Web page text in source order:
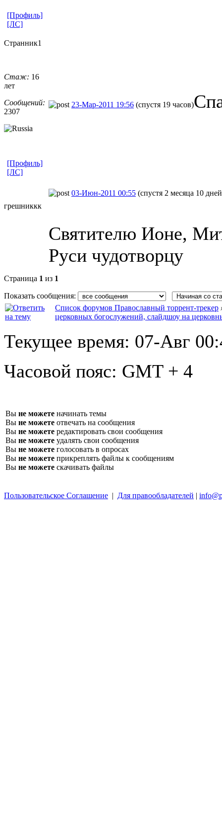
[Профиль]
[ЛС]
Странник1
Стаж: 16
лет
Сообщений:
2307
23-Мар-2011 19:56 (спустя 19 часов)
[Профиль]
[ЛС]
грешниккк
03-Июн-2011 00:55 (спустя 2 месяца 10
Святителю Ионе,
Руси чудотворцу
Страница 1 из 1
Показать сообщения:
Список форумов Православный торрент-трекер
церковных богослужений, слайдшоу на
Текущее время: 07-Авг
Часовой пояс: GMT + 4
Вы не можете начинать темы
Вы не можете отвечать на сообщения
Вы не можете редактировать свои сообщения
Вы не можете удалять свои сообщения
Вы не можете голосовать в опросах
Вы не можете прикреплять файлы к сообщениям
Вы не можете скачивать файлы
Пользовательское Соглашение | Для правообладателей |